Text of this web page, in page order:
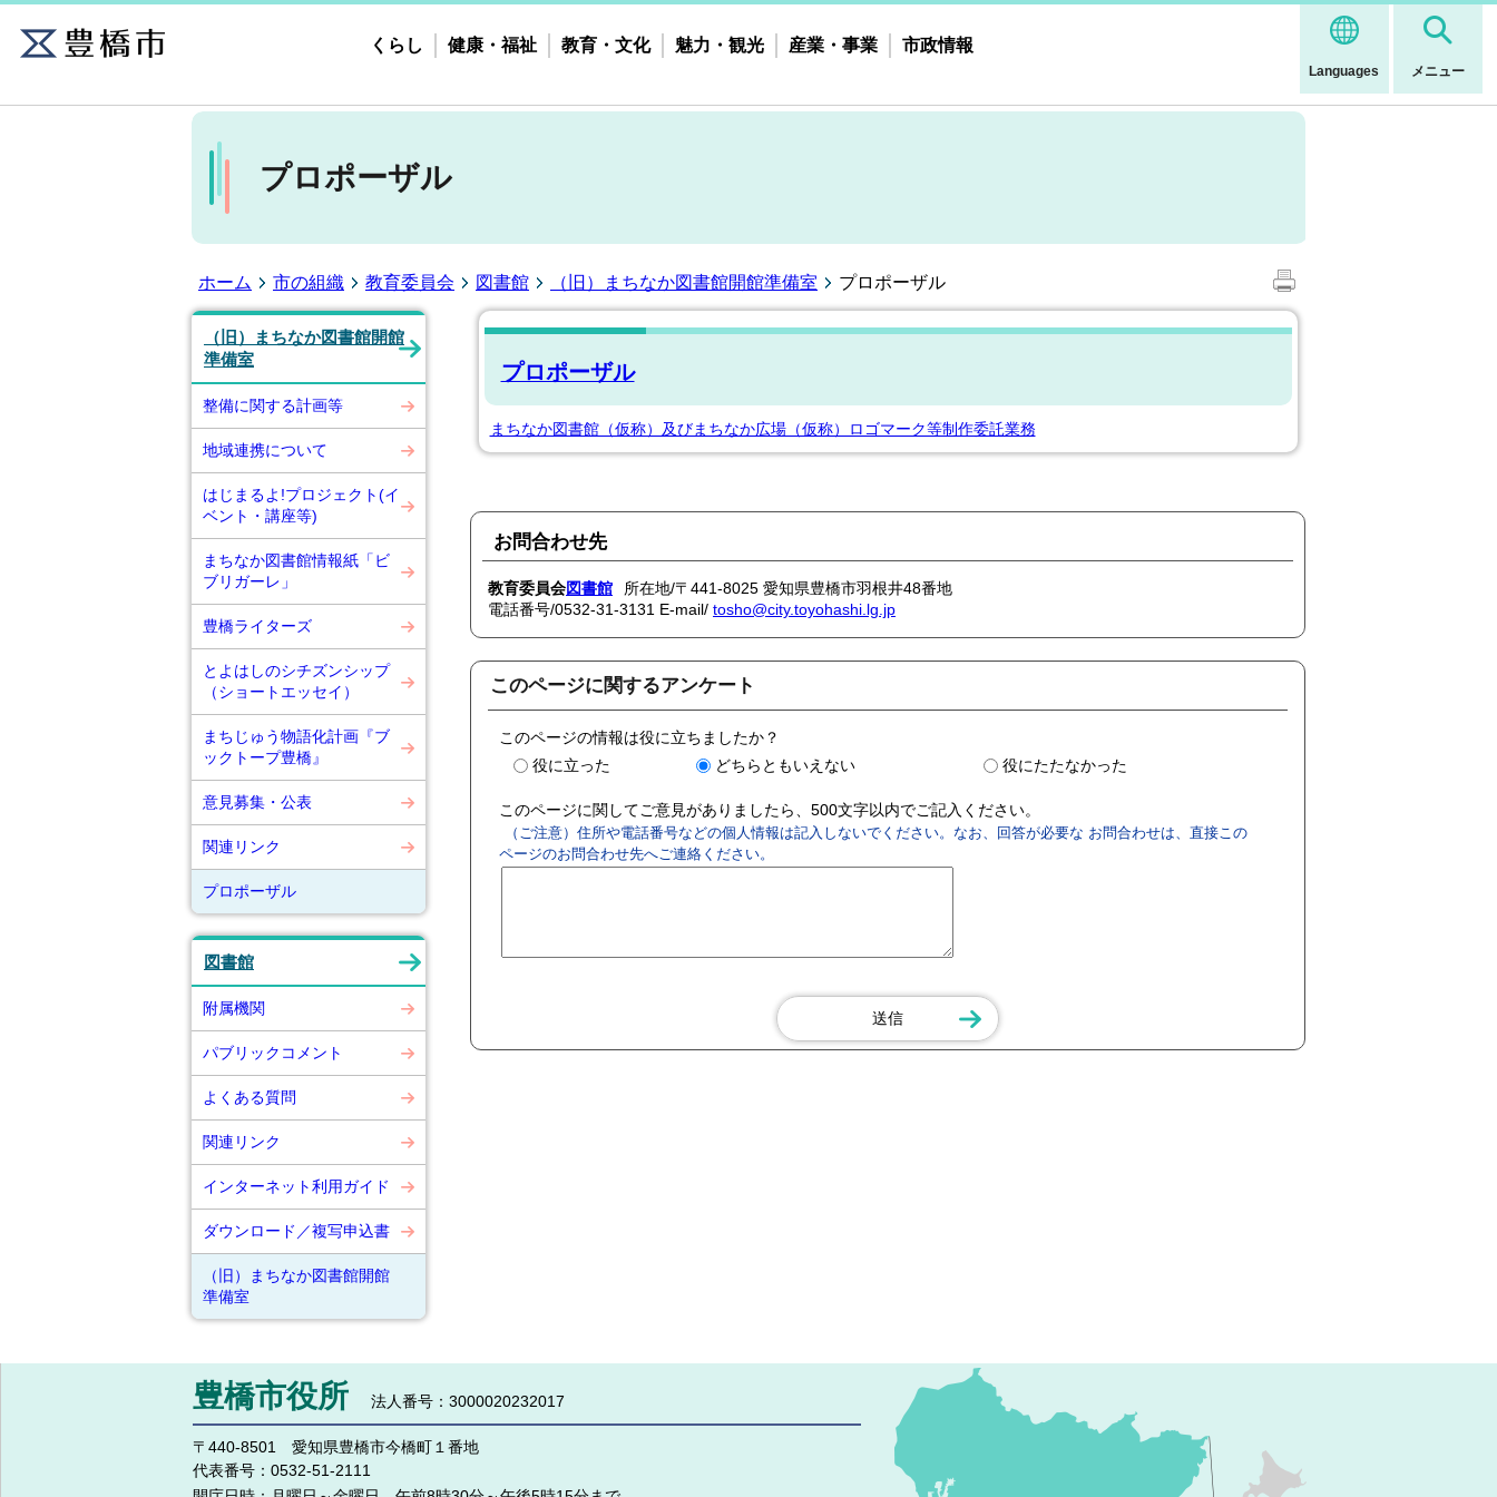
Languages メニュー
くらし 健康・福祉 教育・文化 魅力・観光 産業・事業 市政情報
プロポーザル
ホーム 市の組織 教育委員会 図書館 （旧）まちなか図書館開館準備室 プロポーザル
（旧）まちなか図書館開館
準備室
整備に関する計画等
地域連携について
はじまるよ!プロジェクト(イ
ベント・講座等)
まちなか図書館情報紙「ビ
ブリガーレ」
豊橋ライターズ
とよはしのシチズンシップ
（ショートエッセイ）
まちじゅう物語化計画『ブ
ックトープ豊橋』
意見募集・公表
関連リンク
プロポーザル
図書館
附属機関
パブリックコメント
よくある質問
関連リンク
インターネット利用ガイド
ダウンロード／複写申込書
（旧）まちなか図書館開館
準備室
プロポーザル
まちなか図書館（仮称）及びまちなか広場（仮称）ロゴマーク等制作委託業務
お問合わせ先
教育委員会図書館
所在地/〒441-8025 愛知県豊橋市羽根井48番地
電話番号/0532-31-3131 E-mail/ tosho@city.toyohashi.lg.jp
このページに関するアンケート
このページの情報は役に立ちましたか？
役に立った
どちらともいえない 役にたたなかった
このページに関してご意見がありましたら、500文字以内でご記入ください。
（ご注意）住所や電話番号などの個人情報は記入しないでください。なお、回答が必要な お問合わせは、直接この
ページのお問合わせ先へご連絡ください。
豊橋市役所 法人番号：3000020232017
〒440-8501 愛知県豊橋市今橋町１番地
代表番号： 0532-51-2111